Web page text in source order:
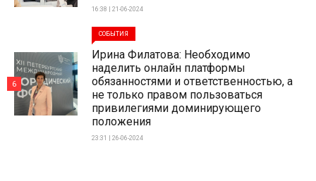
16:38 | 21-06-2024
СОБЫТИЯ
Ирина Филатова: Необходимо
наделить онлайн платформы
обязанностями и ответственностью, а
не только правом пользоваться
привилегиями доминирующего
положения
23:31 | 26-06-2024
6